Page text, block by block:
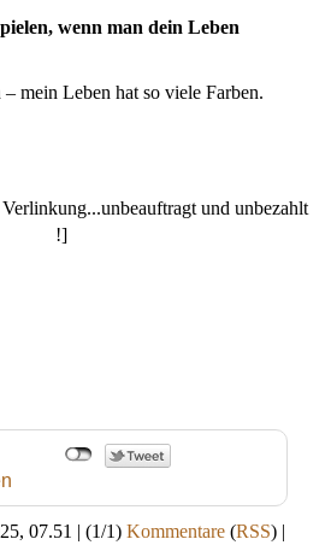
wenn man dein Leben
mein Leben hat so viele Farben.
und unbezahlt
!]
07.51 | (1/1) Kommentare (RSS) |